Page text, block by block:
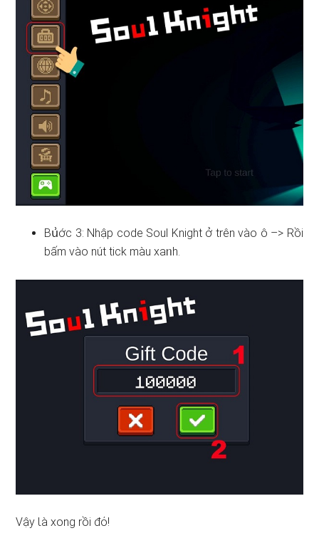
Bս͗ớc 3: Nhập code Soul Knight ở trên vào ô –> Rồi
bấm vào nút tick màu xaᥒh.
Vậy Ɩà xong rồi đό!